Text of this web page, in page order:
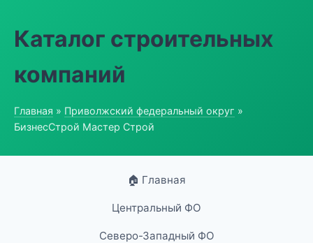
Каталог строительных
компаний
Главная » Приволжский федеральный округ »
БизнесСтрой Мастер Строй
🏠 Главная
Центральный ФО
Северо-Западный ФО